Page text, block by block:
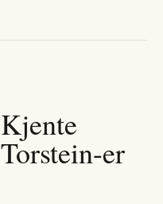
Kjente
Torstein-er